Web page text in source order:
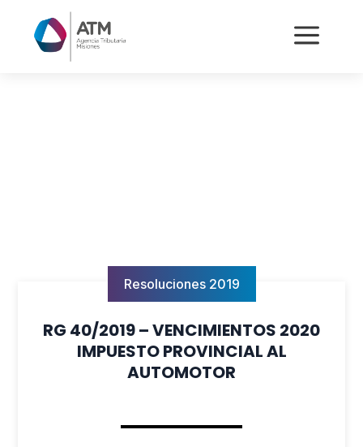
a
Resoluciones 2019
RG 40/2019 – VENCIMIENTOS 2020
IMPUESTO PROVINCIAL AL
AUTOMOTOR